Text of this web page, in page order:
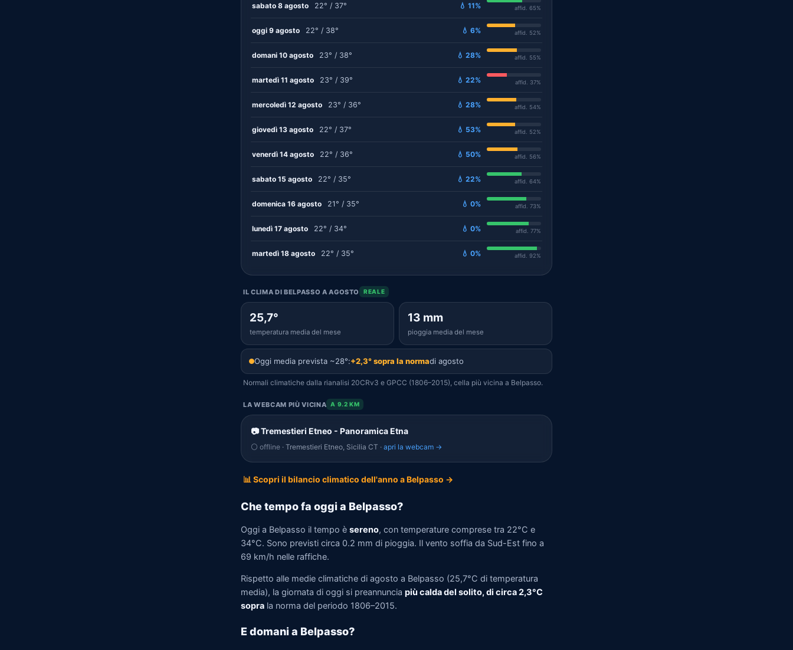
sabato 8 agosto 22° / 37° 💧 11% affid. 65%
oggi 9 agosto 22° / 38° 💧 6% affid. 52%
domani 10 agosto 23° / 38° 💧 28% affid. 55%
martedì 11 agosto 23° / 39° 💧 22% affid. 37%
mercoledì 12 agosto 23° / 36° 💧 28% affid. 54%
giovedì 13 agosto 22° / 37° 💧 53% affid. 52%
venerdì 14 agosto 22° / 36° 💧 50% affid. 56%
sabato 15 agosto 22° / 35° 💧 22% affid. 64%
domenica 16 agosto 21° / 35° 💧 0% affid. 73%
lunedì 17 agosto 22° / 34° 💧 0% affid. 77%
martedì 18 agosto 22° / 35° 💧 0% affid. 92%
IL CLIMA DI BELPASSO A AGOSTO REALE
25,7°
temperatura media del mese
13 mm
pioggia media del mese
Oggi media prevista ~28°:+2,3° sopra la normadi agosto
Normali climatiche dalla rianalisi 20CRv3 e GPCC (1806–2015), cella più vicina a Belpasso.
LA WEBCAM PIÙ VICINA A 9.2 KM
📷 Tremestieri Etneo - Panoramica Etna
⚪ offline · Tremestieri Etneo, Sicilia CT · apri la webcam →
📊 Scopri il bilancio climatico dell'anno a Belpasso →
Che tempo fa oggi a Belpasso?
Oggi a Belpasso il tempo è sereno, con temperature comprese tra 22°C e
34°C. Sono previsti circa 0.2 mm di pioggia. Il vento soffia da Sud-Est fino a
69 km/h nelle raffiche.
Rispetto alle medie climatiche di agosto a Belpasso (25,7°C di temperatura
media), la giornata di oggi si preannuncia più calda del solito, di circa 2,3°C
sopra la norma del periodo 1806–2015.
E domani a Belpasso?